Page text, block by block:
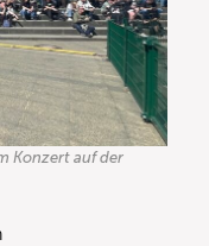
Konzert auf der